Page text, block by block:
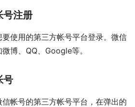
号注册
使用的第三方帐号平台登录。微信
博、QQ、Google等。
号
帐号的第三方帐号平台，在弹出的